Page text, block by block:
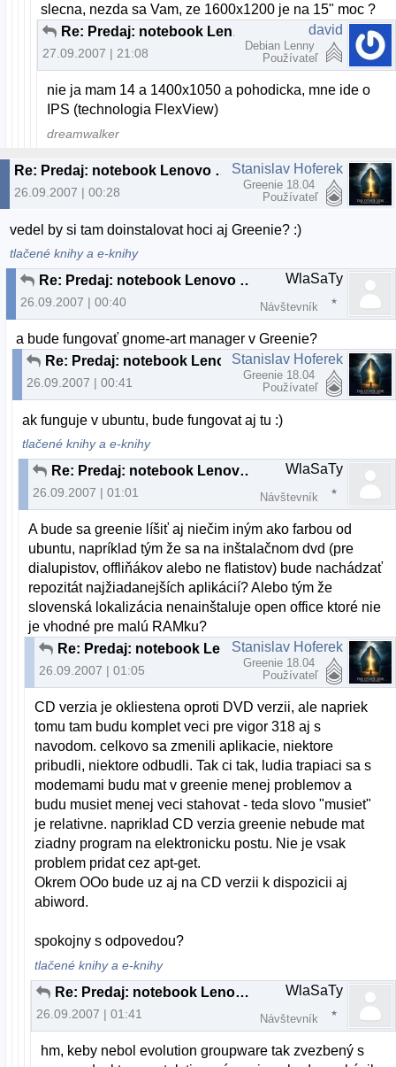
slecna, nezda sa Vam, ze 1600x1200 je na 15" moc ?
Re: Predaj: notebook Lenovo 3000 C200
27.09.2007 | 21:08
david
Debian Lenny
Používateľ
nie ja mam 14 a 1400x1050 a pohodicka, mne ide o
IPS (technologia FlexView)
dreamwalker
Re: Predaj: notebook Lenovo 3000 C200
26.09.2007 | 00:28
Stanislav Hoferek
Greenie 18.04
Používateľ
vedel by si tam doinstalovat hoci aj Greenie? :)
tlačené knihy a e-knihy
Re: Predaj: notebook Lenovo 3000 C200
26.09.2007 | 00:40
WlaSaTy
Návštevník
a bude fungovať gnome-art manager v Greenie?
Re: Predaj: notebook Lenovo 3000 C200
26.09.2007 | 00:41
Stanislav Hoferek
Greenie 18.04
Používateľ
ak funguje v ubuntu, bude fungovat aj tu :)
tlačené knihy a e-knihy
Re: Predaj: notebook Lenovo 3000 C200
26.09.2007 | 01:01
WlaSaTy
Návštevník
A bude sa greenie líšiť aj niečim iným ako farbou od
ubuntu, napríklad tým že sa na inštalačnom dvd (pre
dialupistov, offliňákov alebo ne flatistov) bude nachádzať
repozitát najžiadanejších aplikácií? Alebo tým že
slovenská lokalizácia nenainštaluje open office ktoré nie
je vhodné pre malú RAMku?
Re: Predaj: notebook Lenovo 3000 C200
26.09.2007 | 01:05
Stanislav Hoferek
Greenie 18.04
Používateľ
CD verzia je okliestena oproti DVD verzii, ale napriek
tomu tam budu komplet veci pre vigor 318 aj s
navodom. celkovo sa zmenili aplikacie, niektore
pribudli, niektore odbudli. Tak ci tak, ludia trapiaci sa s
modemami budu mat v greenie menej problemov a
budu musiet menej veci stahovat - teda slovo "musiet"
je relativne. napriklad CD verzia greenie nebude mat
ziadny program na elektronicku postu. Nie je vsak
problem pridat cez apt-get.
Okrem OOo bude uz aj na CD verzii k dispozicii aj
abiword.
spokojny s odpovedou?
tlačené knihy a e-knihy
Re: Predaj: notebook Lenovo 3000 C200
26.09.2007 | 01:41
WlaSaTy
Návštevník
hm, keby nebol evolution groupware tak zvezbený s